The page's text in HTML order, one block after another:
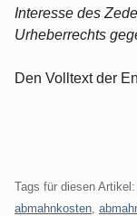
Interesse des
Urheberrechts
Den Volltext der
Tags für diesen Artikel:
abmahnkosten